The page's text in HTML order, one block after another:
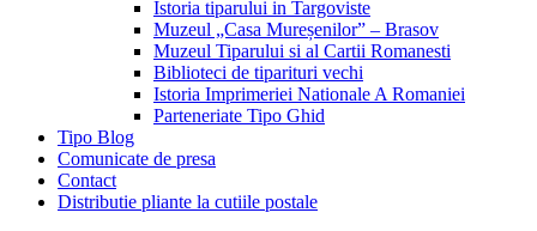
Istoria tiparului in Targoviste
Muzeul „Casa Mureșenilor” – Brasov
Muzeul Tiparului si al Cartii Romanesti
Biblioteci de tiparituri vechi
Istoria Imprimeriei Nationale A Romaniei
Parteneriate Tipo Ghid
Tipo Blog
Comunicate de presa
Contact
Distributie pliante la cutiile postale